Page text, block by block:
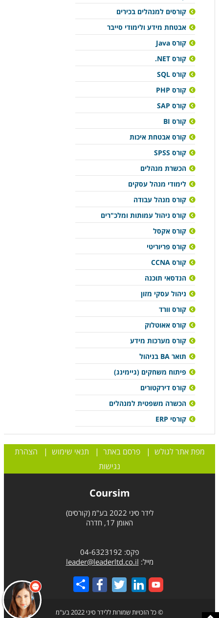
קורסים למנהלים בכירים
אבטחת מידע ולימודי סייבר
קורס Java
קורס NET.
קורס SQL
קורס PHP
קורס SAP
קורס BI
קורס אבטחת איכות
קורס SPSS
הכשרת מנהלים
לימודי מנהל עסקים
קורס מנהל עבודה
קורס ניהול עמותות ומלכ"רים
קורס אקסל
קורס פריוריטי
קורס CCNA
הנדסאי תוכנה
ניהול עסקי מזון
קורס וורד
קורס אאוטלוק
קורס מערכות מידע
תואר BA בניהול
פיתוח משחקים (גיימינג)
קורס דירקטורים
הכשרה משפטית למנהלים
קורסי ERP
מפת אתר לגולש |פרסם באתר | תנאי שימוש | הצהרת
נגישות
Coursim
לידר סיני 2022 בע"מ (קורסים)
האומן 17, חדרה
פקס: 04-6323192
מייל: leader@leaderltd.co.il
Share
© כל הזכויות שמורות ללידר סיני 2022 בע"מ